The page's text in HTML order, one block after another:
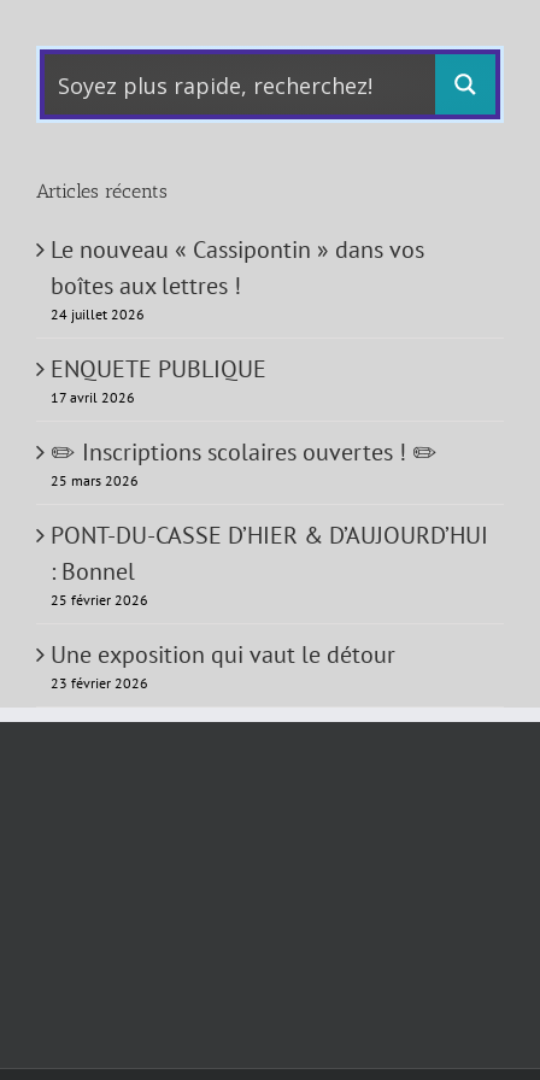
Articles récents
Le nouveau « Cassipontin » dans vos
boîtes aux lettres !
24 juillet 2026
ENQUETE PUBLIQUE
17 avril 2026
✏️ Inscriptions scolaires ouvertes ! ✏️
25 mars 2026
PONT-DU-CASSE D’HIER & D’AUJOURD’HUI
: Bonnel
25 février 2026
Une exposition qui vaut le détour
23 février 2026